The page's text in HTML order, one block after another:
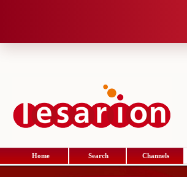
Home Search Channels